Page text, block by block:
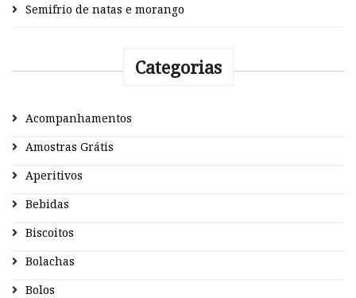
Semifrio de natas e morango
Categorias
Acompanhamentos
Amostras Grátis
Aperitivos
Bebidas
Biscoitos
Bolachas
Bolos